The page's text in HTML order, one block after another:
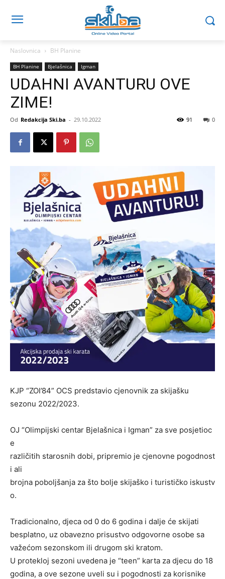
Naslovnica BH Planine
BH Planine Bjelašnica Igman
UDAHNI AVANTURU OVE
ZIME!
Od Redakcija Ski.ba - 29.10.2022 0
91
KJP “ZOI’84” OCS predstavio cjenovnik za skijašku
sezonu 2022/2023.
OJ “Olimpijski centar Bjelašnica i Igman” za sve posjetioc
e
različitih starosnih dobi, pripremio je cjenovne pogodnost
i ali
brojna poboljšanja za što bolje skijaško i turističko iskustv
o.
Tradicionalno, djeca od 0 do 6 godina i dalje će skijati
besplatno, uz obavezno prisustvo odgovorne osobe sa
važećom sezonskom ili drugom ski kratom.
U protekloj sezoni uvedena je “teen” karta za djecu do 18
godina, a ove sezone uveli su i pogodnosti za korisnike